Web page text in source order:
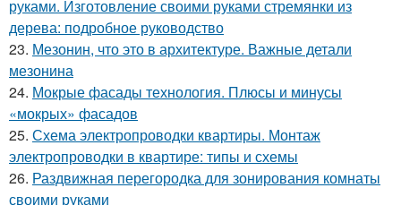
руками. Изготовление своими руками стремянки из
дерева: подробное руководство
23. Мезонин, что это в архитектуре. Важные детали
мезонина
24. Мокрые фасады технология. Плюсы и минусы
«мокрых» фасадов
25. Схема электропроводки квартиры. Монтаж
электропроводки в квартире: типы и схемы
26. Раздвижная перегородка для зонирования комнаты
своими руками